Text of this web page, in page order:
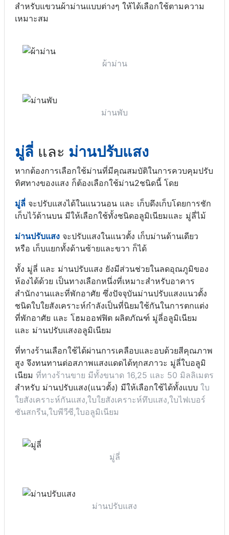
สำหรับแขวนผ้าม่านแบบต่างๆ ให้ได้เลือกใช้ตามความ
เหมาะสม
ผ้าม่าน
ม่านพับ
มู่ลี่ และ ม่านปรับแสง
หากต้องการเลือกใช้ม่านที่มีคุณสมบัติในการควบคุมปรับ
ทิศทางของแสง ก็ต้องเลือกใช้ม่าน2ชนิดนี้ โดย
มู่ลี่ จะปรับแสงได้ในแนวนอน และ เก็บดึงเก็บโดยการชัก
เก็บไว้ด้านบน มีให้เลือกใช้ทั้งชนิดอลูมิเนียมและ มู่ลี่ไม้
ม่านปรับแสง จะปรับแสงในแนวตั้ง เก็บม่านด้านเดียว
หรือ เก็บแยกทั้งด้านซ้ายและขวา ก็ได้
ทั้ง มู่ลี่ และ ม่านปรับแสง ยังมีส่วนช่วยในลดอุณภูมิของ
ห้องได้ด้วย เป็นทางเลือกหนึ่งที่เหมาะสำหรับอาคาร
สำนักงานและที่พักอาศัย ซึ่งปัจจุบันม่านปรับแสงแนวตั้ง
ชนิดใบใยสังเคราะห์กำลังเป็นที่นิยมใช้กันในการตกแต่ง
ที่พักอาศัย และ โฮมออฟฟิต ผลิตภัณฑ์ มู่ลี่อลูมิเนียม
และ ม่านปรับแสงอลูมิเนียม
ที่ทางร้านเลือกใช้ได้ผ่านการเคลือบและอบด้วยสีคุณภาพ
สูง จึงทนทานต่อสภาพแสงแดดได้ทุกสภาวะ มู่ลี่ใบอลูมิ
เนียม ที่ทางร้านขาย มีทั้งขนาด 16,25 และ 50 มิลลิเมตร
สำหรับ ม่านปรับแสง(แนวตั้ง) มีให้เลือกใช้ได้ทั้งแบบ ใบ
ใยสังเคราะห์กันแสง,ใบใยสังเคราะห์ทึบแสง,ใบไฟเบอร์
ซันสกรีน,ใบพีวีซี,ใบอลูมิเนียม
มู่ลี่
ม่านปรับแสง